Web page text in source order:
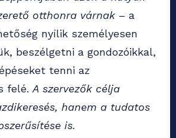
otthonra várnak – a
nyílik személyesen
beszélgetni a gondozóikkal,
tenni az
felé.A szervezők célja
hanem a tudatos
is.